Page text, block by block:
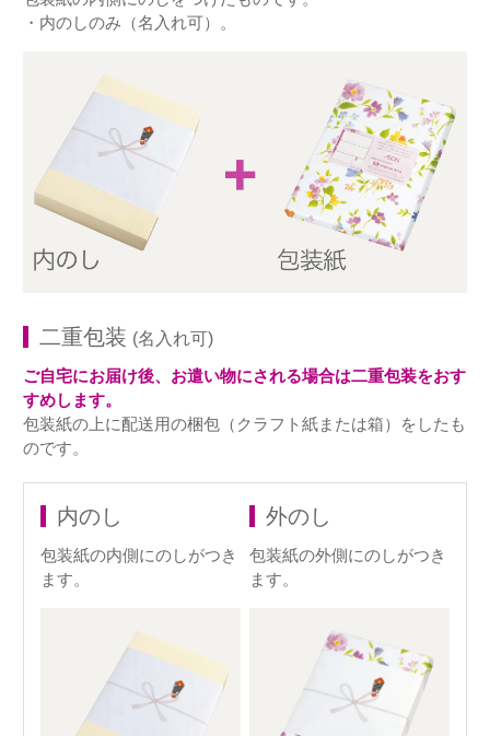
・内のしのみ（名入れ可）。
二重包装 (名入れ可)
ご自宅にお届け後、お遣い物にされる場合は二重包装をおす
すめします。
包装紙の上に配送用の梱包（クラフト紙または箱）をしたも
のです。
内のし
包装紙の内側にのしがつき
ます。
外のし
包装紙の外側にのしがつき
ます。